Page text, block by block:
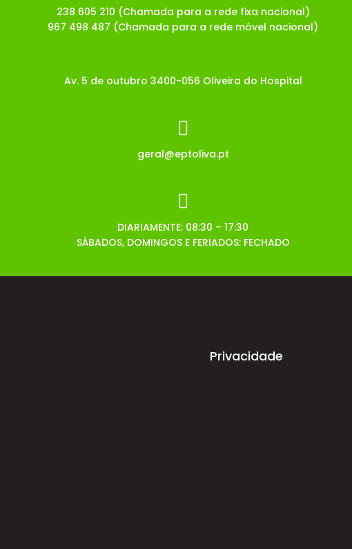
238 605 210 (Chamada para a rede fixa nacional)
967 498 487 (Chamada para a rede móvel nacional)
Av. 5 de outubro 3400-056 Oliveira do Hospital
geral@eptoliva.pt
DIARIAMENTE: 08:30 – 17:30
SÁBADOS, DOMINGOS E FERIADOS: FECHADO
Privacidade